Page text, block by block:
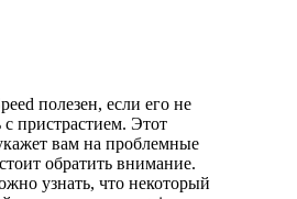
полезен, если его не
с пристрастием. Этот
вам на проблемные
обратить внимание.
узнать, что некоторый